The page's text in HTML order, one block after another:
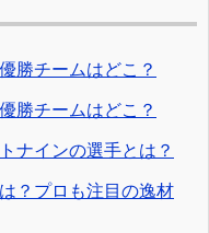
勝チームはどこ？
勝チームはどこ？
ナインの選手とは？
？プロも注目の逸材